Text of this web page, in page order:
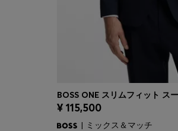
クイックショッピング
¥ 115,500
| ミックス＆マッチ